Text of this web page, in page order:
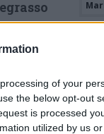
of your
the below opt-out
is processed
utilized by us
durata di
e